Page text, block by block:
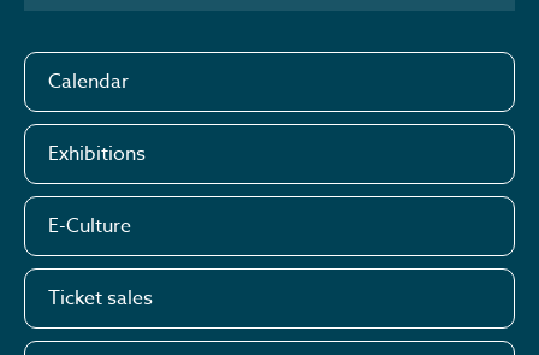
Calendar
Exhibitions
E-Culture
Ticket sales